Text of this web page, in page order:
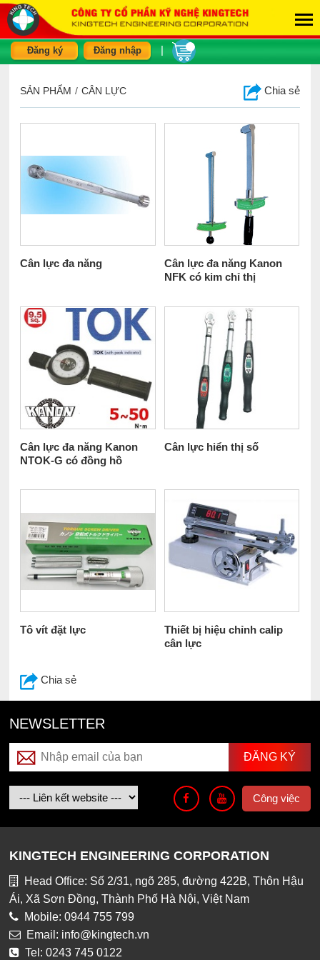
Đăng ký Đăng nhập
SẢN PHẨM / CÂN LỰC Chia sẻ
Cân lực đa năng
Cân lực đa năng Kanon
NFK có kim chỉ thị
Cân lực đa năng Kanon
NTOK-G có đồng hồ
Cân lực hiển thị số
Tô vít đặt lực
Thiết bị hiệu chỉnh calip
cân lực
Chia sẻ
NEWSLETTER
Công việc
KINGTECH ENGINEERING CORPORATION
Head Office: Số 2/31, ngõ 285, đường 422B, Thôn Hậu
Ái, Xã Sơn Đồng, Thành Phố Hà Nội, Việt Nam
Mobile: 0944 755 799
Email: info@kingtech.vn
Tel: 0243 745 0122